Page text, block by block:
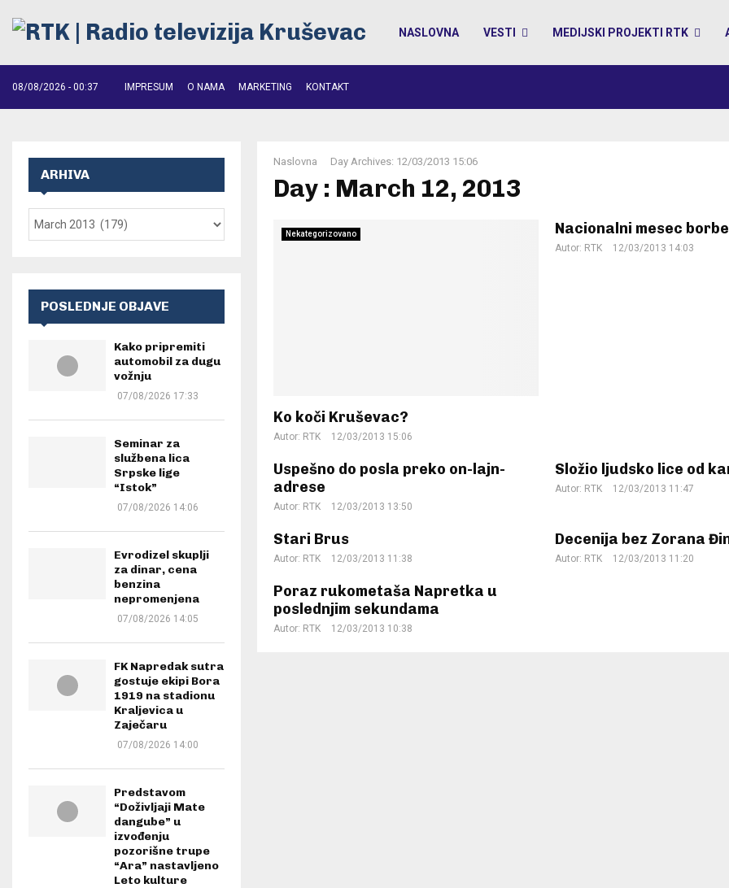
NASLOVNA VESTI MEDIJSKI PROJEKTI RTK
08/08/2026 - 00:37 IMPRESUM O NAMA MARKETING KONTAKT
Naslovna Day Archives: 12/03/2013 15:06
Day : March 12, 2013
Nekategorizovano
Ko koči Kruševac?
Autor: RTK 12/03/2013 15:06
Nacionalni mesec
Autor: RTK 12/03/2013 14:03
Uspešno do posla preko on-lajn-
adrese
Autor: RTK 12/03/2013 13:50
Složio ljudsko lice od
Autor: RTK 12/03/2013 11:47
Stari Brus
Autor: RTK 12/03/2013 11:38
Decenija bez Zorana
Autor: RTK 12/03/2013 11:20
Poraz rukometaša Napretka u
poslednjim sekundama
Autor: RTK 12/03/2013 10:38
ARHIVA
POSLEDNJE OBJAVE
Kako pripremiti
automobil za dugu
vožnju
07/08/2026 17:33
Seminar za
službena lica
Srpske lige
“Istok”
07/08/2026 14:06
Evrodizel skuplji
za dinar, cena
benzina
nepromenjena
07/08/2026 14:05
FK Napredak sutra
gostuje ekipi Bora
1919 na stadionu
Kraljevica u
Zaječaru
07/08/2026 14:00
Predstavom
“Doživljaji Mate
dangube” u
izvođenju
pozorišne trupe
“Ara” nastavljeno
Leto kulture